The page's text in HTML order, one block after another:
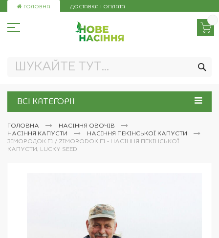
Skip
ГОЛОВНА ДОСТАВКА І ОПЛАТА
ВСІ КАТЕГОРІЇ
ГОЛОВНА
НАСІННЯ ОВОЧІВ
НАСІННЯ КАПУСТИ
НАСІННЯ ПЕКІНСЬКОЇ КАПУСТИ
ЗІМОРОДОК F1 / ZIMORODOK F1 - НАСІННЯ ПЕКІНСЬКОЇ
КАПУСТИ, LUCKY SEED